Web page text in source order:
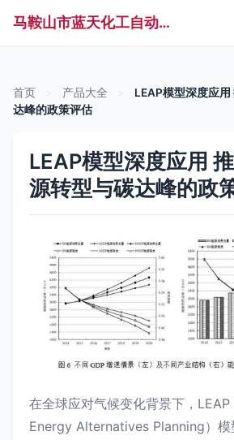
马鞍山市蓝天化工自动化科技有限公司
首页 产品大全
LEAP模型深度应
达峰的政策评估
LEAP模型深度应用
源转型与碳达峰的政
在全球应对气候变化背景下，
Energy Alternatives Planning）模